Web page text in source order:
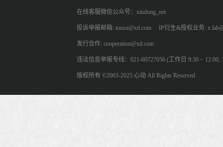
在线客服微信公众号：xindong_net
投诉举报邮箱: tousu@xd.com IP衍生&授权业务:
发行合作: cooperation@xd.com
违法信息举报专线：021-60727056 (工作日 9:30 ~ 12:00,
版权所有 ©2003-2025 心动 All Rights Reserved